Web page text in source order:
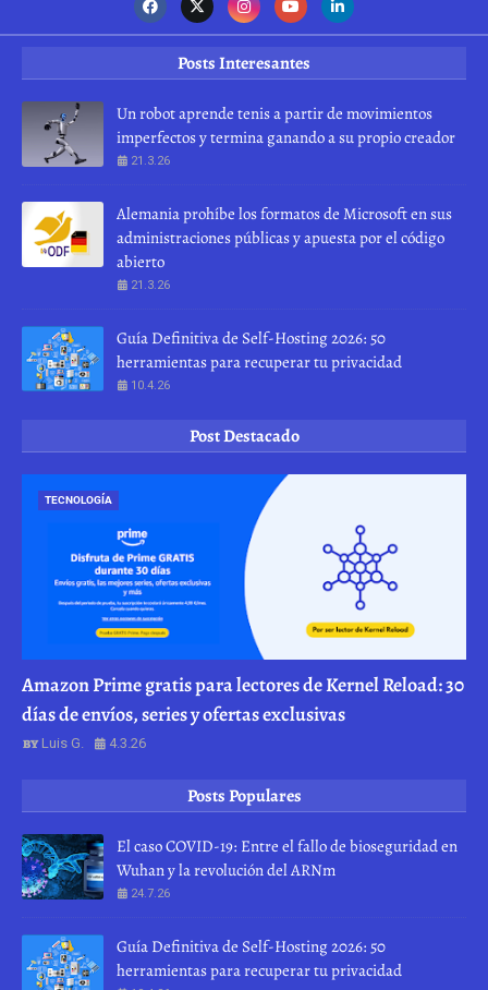
Posts Interesantes
Un robot aprende tenis a partir de movimientos
imperfectos y termina ganando a su propio creador
21.3.26
Alemania prohíbe los formatos de Microsoft en sus
administraciones públicas y apuesta por el código
abierto
21.3.26
Guía Definitiva de Self-Hosting 2026: 50
herramientas para recuperar tu privacidad
10.4.26
Post Destacado
TECNOLOGÍA
Amazon Prime gratis para lectores de Kernel Reload: 30
días de envíos, series y ofertas exclusivas
Luis G. 4.3.26
Posts Populares
El caso COVID-19: Entre el fallo de bioseguridad en
Wuhan y la revolución del ARNm
24.7.26
Guía Definitiva de Self-Hosting 2026: 50
herramientas para recuperar tu privacidad